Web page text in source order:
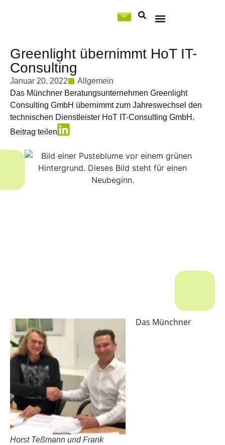
Greenlight übernimmt HoT IT-
Consulting
Januar 20, 2022
Allgemein
Das Münchner Beratungsunternehmen Greenlight
Consulting GmbH übernimmt zum Jahreswechsel den
technischen Dienstleister HoT IT-Consulting GmbH.
Beitrag teilen
Horst Teßmann und Frank
Das Münchner